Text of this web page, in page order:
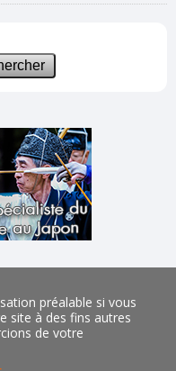
préalable si vous
site à des fins autres
de votre